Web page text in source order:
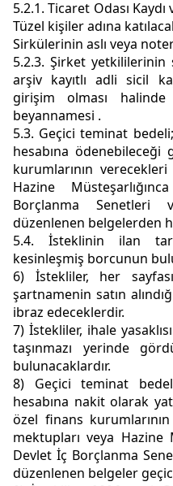
5.2.1. Ticaret Odası
Tüzel kişiler adına
Sirkülerinin aslı veya
5.2.3. Şirket yetkililerinin
arşiv kayıtlı adli sicil
girişim olması
beyannamesi .
5.3. Geçici teminat
hesabına
kurumlarının
Hazine
Borçlanma
düzenlenen belgelerden
5.4. İsteklinin ilan
kesinleşmiş borcunun
6) İstekliler, her
şartnamenin satın
ibraz edeceklerdir.
7) İstekliler, ihale
taşınmazı yerinde
bulunacaklardır.
8) Geçici teminat
hesabına nakit olarak
özel finans
mektupları veya Hazine
Devlet İç Borçlanma
düzenlenen belgeler